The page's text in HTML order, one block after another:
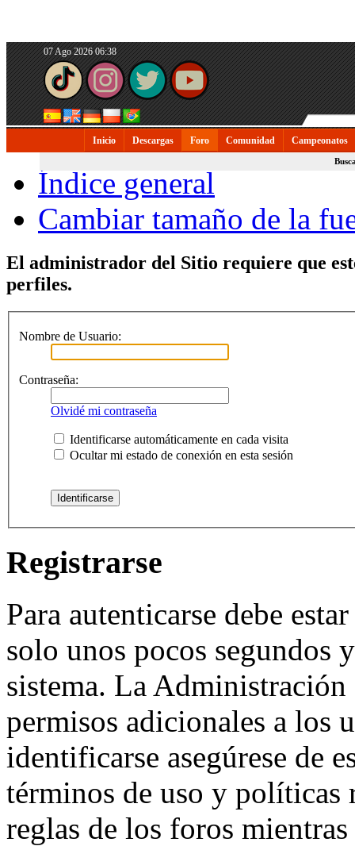
07 Ago 2026 06:38
Inicio Descargas Foro Comunidad Campeonatos
Índice general
Cambiar tamaño de la
El administrador del Sitio requiere que
perfiles.
Nombre de Usuario:
Contraseña:
Olvidé mi contraseña
Identificarse automáticamente en cada visita
Ocultar mi estado de conexión en esta sesión
Registrarse
Para autenticarse debe
solo unos pocos segundos
sistema. La
permisos adicionales a los
identificarse asegúrese de
términos de uso y políticas
reglas de los foros